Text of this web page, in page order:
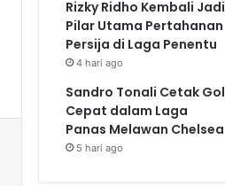
Rizky Ridho Kembali Jadi
Pilar Utama Pertahanan
Persija di Laga Penentu
4 hari ago
Sandro Tonali Cetak Gol
Cepat dalam Laga
Panas Melawan Chelsea
5 hari ago